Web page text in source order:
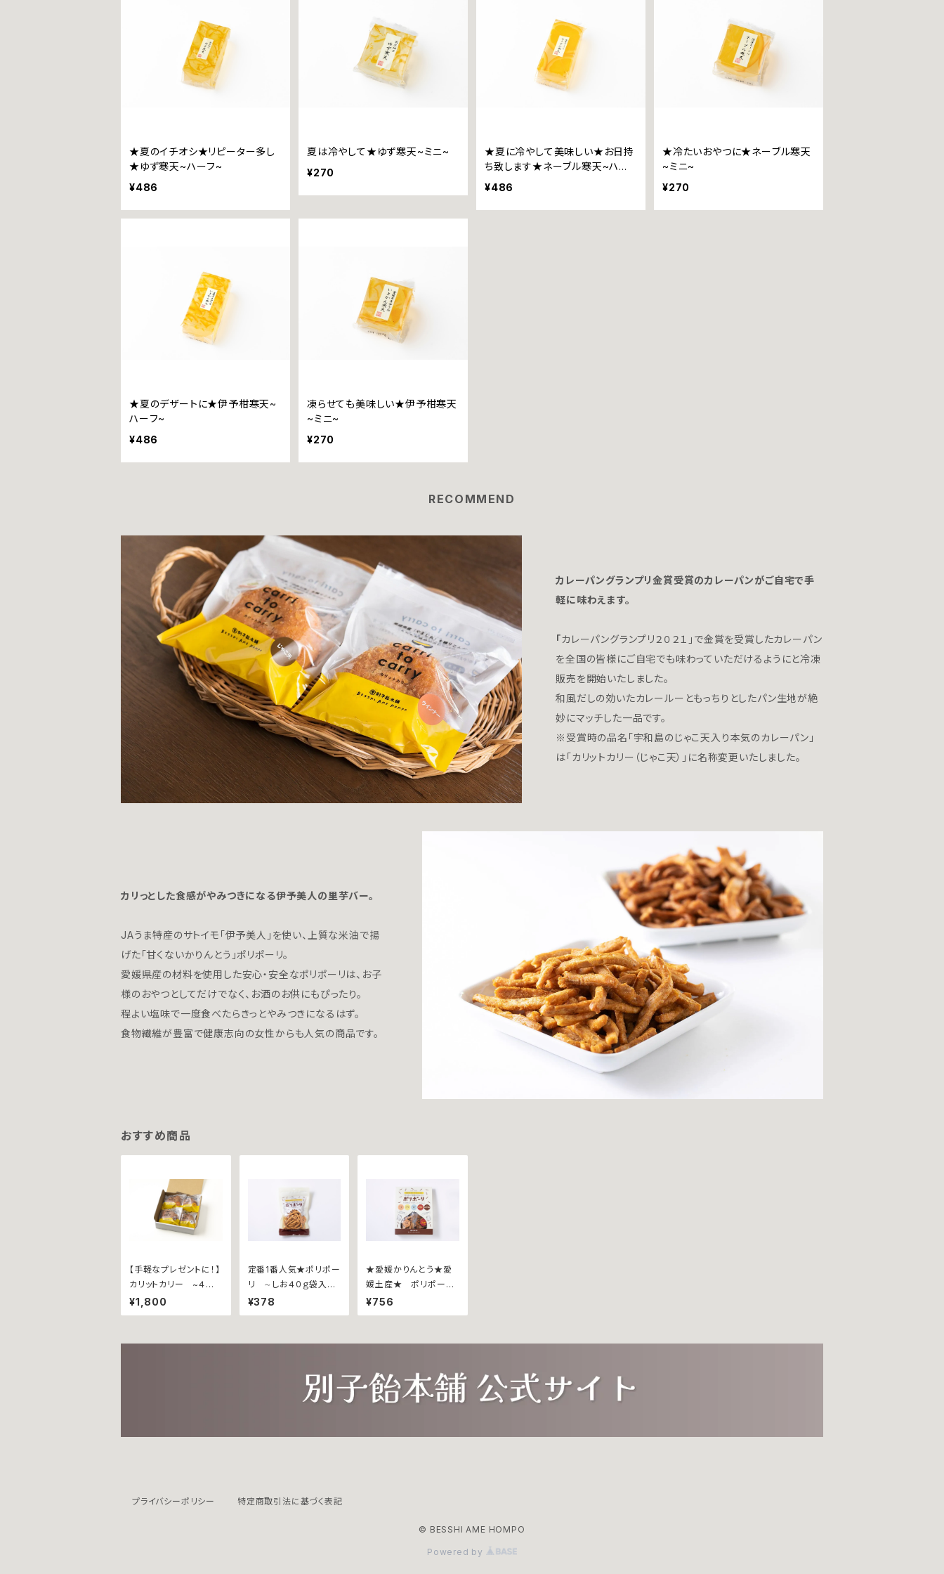
★夏のイチオシ★リピーター多し
★ゆず寒天~ハーフ~
¥486
夏は冷やして★ゆず寒天~ミニ~
¥270
★夏に冷やして美味しい★お日持
ち致します★ネーブル寒天~ハー
フ~
¥486
★冷たいおやつに★ネーブル寒天
~ミニ~
¥270
★夏のデザートに★伊予柑寒天~
ハーフ~
¥486
凍らせても美味しい★伊予柑寒天
~ミニ~
¥270
RECOMMEND
カレーパングランプリ金賞受賞のカレーパンがご自宅で手
軽に味わえます。
「カレーパングランプリ２０２１」で金賞を受賞したカレーパン
を全国の皆様にご自宅でも味わっていただけるようにと冷凍
販売を開始いたしました。
和風だしの効いたカレールーともっちりとしたパン生地が絶
妙にマッチした一品です。
※受賞時の品名「宇和島のじゃこ天入り本気のカレーパン」
は「カリットカリー（じゃこ天）」に名称変更いたしました。
カリっとした食感がやみつきになる伊予美人の里芋バー。
JAうま特産のサトイモ「伊予美人」を使い、上質な米油で揚
げた「甘くないかりんとう」ポリポーリ。
愛媛県産の材料を使用した安心・安全なポリポーリは、お子
様のおやつとしてだけでなく、お酒のお供にもぴったり。
程よい塩味で一度食べたらきっとやみつきになるはず。
食物繊維が豊富で健康志向の女性からも人気の商品です。
おすすめ商品
【手軽なプレゼントに！】
カリットカリー ~４個
詰合せ~ 【ウインナーｘ
１個、瀬戸内レモン香る
１個、甘とろ豚ｘ１個】
¥1,800
定番1番人気★ポリポー
リ ∼しお４０ｇ袋入∼
¥378
★愛媛かりんとう★愛
媛土産★ ポリポーリ
~バラエティパック８５ｇ
~
¥756
プライバシーポリシー 特定商取引法に基づく表記
© BESSHI AME HOMPO
Powered by